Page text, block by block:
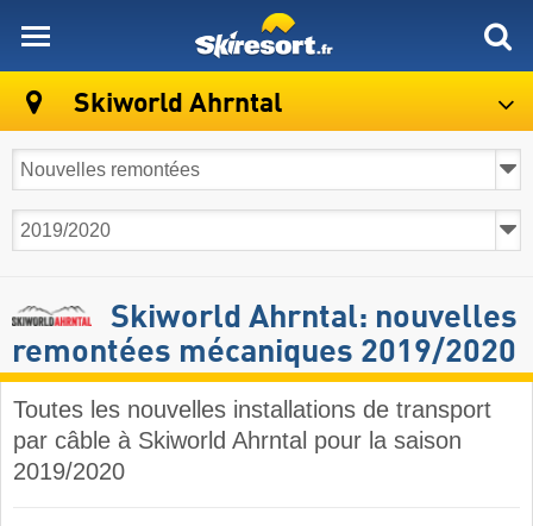
Skiworld Ahrntal
Skiworld Ahrntal: nouvelles
remontées mécaniques 2019/2020
Toutes les nouvelles installations de transport
par câble à Skiworld Ahrntal pour la saison
2019/2020